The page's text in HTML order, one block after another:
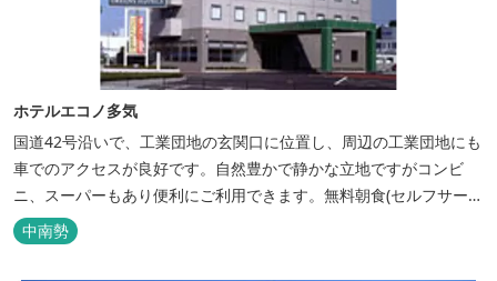
ホテルエコノ多気
国道42号沿いで、工業団地の玄関口に位置し、周辺の工業団地にも
車でのアクセスが良好です。自然豊かで静かな立地ですがコンビ
ニ、スーパーもあり便利にご利用できます。無料朝食(セルフサービ
ス)、大型無料駐車場も完備。
中南勢